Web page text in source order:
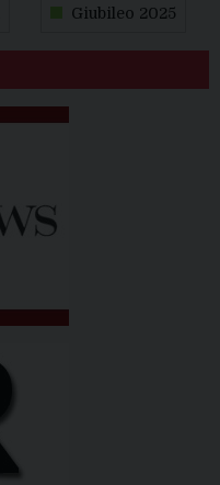
Giubileo 2025